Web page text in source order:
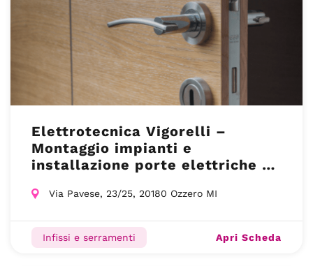
Elettrotecnica Vigorelli –
Montaggio impianti e
installazione porte elettriche –
Via Pavese, 23/25, 20180 Ozzero MI
Infissi e serramenti Apri Scheda